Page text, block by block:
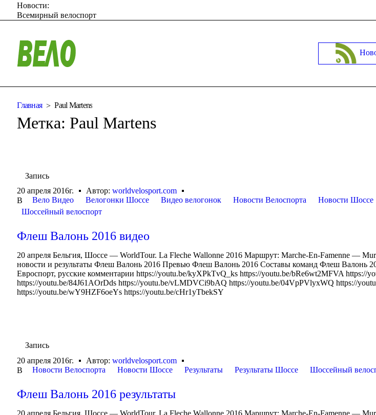
Новости:
Всемирный велоспорт
Главная Paul Martens
Метка: Paul Martens
Запись
20 апреля 2016г.
Автор:worldvelosport.com
В
Вело Видео Велогонки Шоссе Видео велогонок Новости Велоспорта Новости Шоссе
Шоссейный велоспорт
Флеш Валонь 2016 видео
20 апреля Бельгия, Шоссе — WorldTour. La Fleche Wallonne 2016 Маршрут: Marche-En-Famenne —
новости и результаты Флеш Валонь 2016 Превью Флеш Валонь 2016 Составы команд Флеш Валонь
Евроспорт, русские комментарии https://youtu.be/kyXPkTvQ_ks https://youtu.be/bRe6wt2MFVA https://
https://youtu.be/84J61AOrDds https://youtu.be/vLMDVCi9bAQ https://youtu.be/04VpPVlyxWQ https://
https://youtu.be/wY9HZF6oeYs https://youtu.be/cHr1yTbekSY
Запись
20 апреля 2016г.
Автор:worldvelosport.com
В
Новости Велоспорта Новости Шоссе Результаты Результаты Шоссе Шоссейный
Флеш Валонь 2016 результаты
20 апреля Бельгия, Шоссе — WorldTour. La Fleche Wallonne 2016 Маршрут: Marche-En-Famenne —